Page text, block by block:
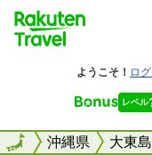
全国沖縄県 大東島
全国